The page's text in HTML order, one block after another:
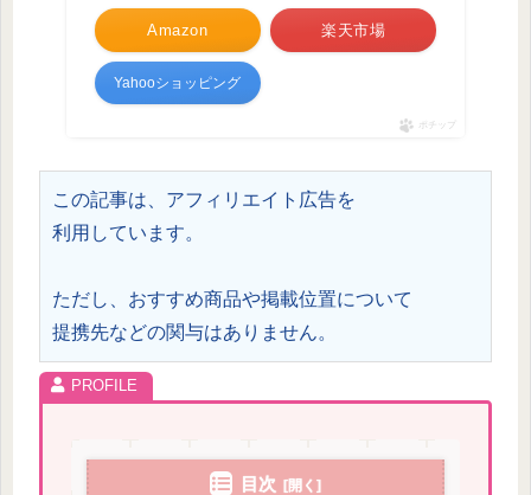
Amazon 楽天市場
Yahooショッピング
ポチップ
この記事は、アフィリエイト広告を
利用しています。
ただし、おすすめ商品や掲載位置について
提携先などの関与はありません。
目次